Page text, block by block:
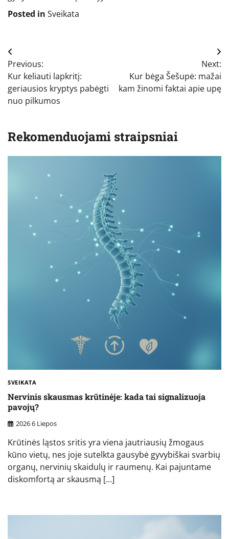
Posted in Sveikata
Navigacija
tarp
įrašų
Previous:
Kur keliauti lapkritį:
geriausios kryptys pabėgti
nuo pilkumos
Next:
Kur bėga Šešupė: mažai
kam žinomi faktai apie upę
Rekomenduojami straipsniai
SVEIKATA
Nervinis skausmas krūtinėje: kada tai signalizuoja
pavojų?
2026 6 Liepos
Krūtinės ląstos sritis yra viena jautriausių žmogaus
kūno vietų, nes joje sutelkta gausybė gyvybiškai svarbių
organų, nervinių skaidulų ir raumenų. Kai pajuntame
diskomfortą ar skausmą […]